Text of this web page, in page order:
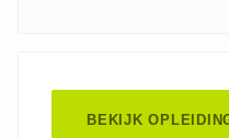
BEKIJK